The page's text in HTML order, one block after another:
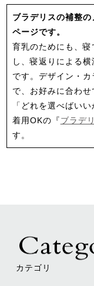
ブラデリスの補整
ページです。
育乳のためにも、
し、寝返りによる
です。デザイン・
で、お好みに合わせ
「どれを選べばい
着用OKの『ブラデ
す。
カテゴリ